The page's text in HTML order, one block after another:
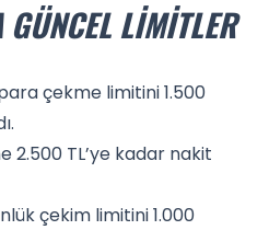
LIMITLER
çekme limitini 1.500
2.500 TL’ye kadar nakit
çekim limitini 1.000